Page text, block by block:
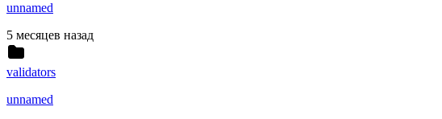
unnamed
5 месяцев назад
validators
unnamed